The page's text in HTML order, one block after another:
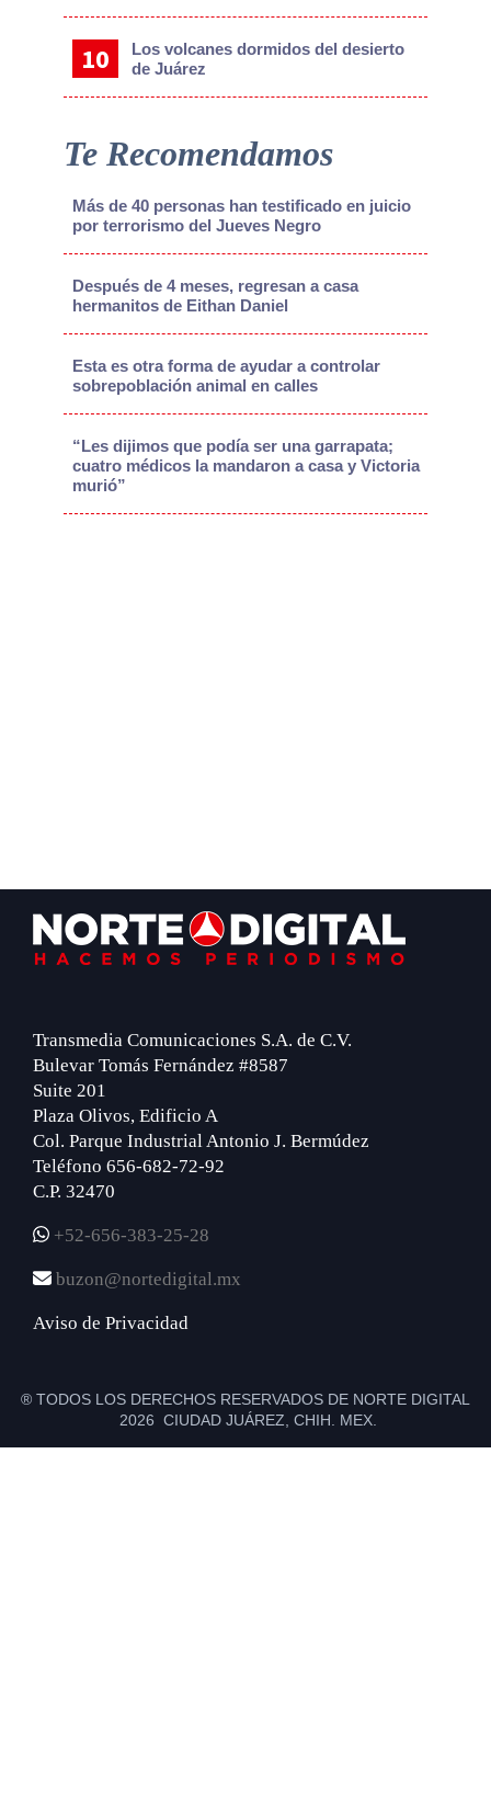
Los volcanes dormidos del desierto
de Juárez
Te Recomendamos
Más de 40 personas han testificado en juicio
por terrorismo del Jueves Negro
Después de 4 meses, regresan a casa
hermanitos de Eithan Daniel
Esta es otra forma de ayudar a controlar
sobrepoblación animal en calles
“Les dijimos que podía ser una garrapata;
cuatro médicos la mandaron a casa y Victoria
murió”
Footer
Transmedia Comunicaciones S.A. de C.V.
Bulevar Tomás Fernández #8587
Suite 201
Plaza Olivos, Edificio A
Col. Parque Industrial Antonio J. Bermúdez
Teléfono 656-682-72-92
C.P. 32470
+52-656-383-25-28
buzon@nortedigital.mx
Aviso de Privacidad
® TODOS LOS DERECHOS RESERVADOS DE NORTE DIGITAL
2026 CIUDAD JUÁREZ, CHIH. MEX.